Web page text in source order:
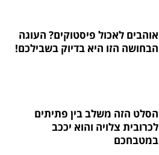
אוהבים לאכול פיסטוקים? העוגה
הבחושה הזו היא בדיוק בשבילכם!
הסלט הזה משלב בין פתיתים
לכרובית צלויה והוא יככב
במטבחכם